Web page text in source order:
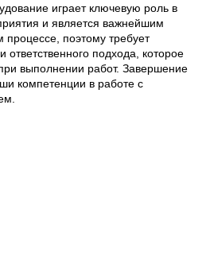
играет ключевую роль в
и является важнейшим
процессе, поэтому требует
ответственного подхода, которое
выполнении работ. Завершение
компетенции в работе с